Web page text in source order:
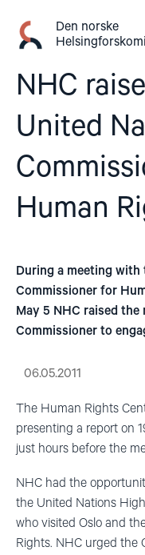
innhold
Den norske
NHC
United
Human
During a meeting
Commissioner for
May 5 NHC raised
Commissioner to
06.05.2011
The Human Rights
presenting a report on
just hours before the
NHC had the
the United Nations
who visited Oslo and
Rights. NHC urged the